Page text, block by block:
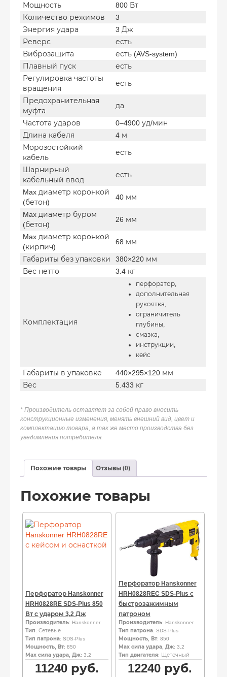
Мощность
800 Вт
Количество режимов
3
Энергия удара
3 Дж
Реверс
есть
Виброзащита
есть (AVS-system)
Плавный пуск
есть
Регулировка частоты
вращения
есть
Предохранительная
муфта
да
Частота ударов
0–4900 уд/мин
Длина кабеля
4 м
Морозостойкий
кабель
есть
Шарнирный
кабельный ввод
есть
Max диаметр коронкой
(бетон)
40 мм
Max диаметр буром
(бетон)
26 мм
Max диаметр коронкой
(кирпич)
68 мм
Габариты без упаковки
380×220 мм
Вес нетто
3.4 кг
Комплектация
перфоратор,
дополнительная
рукоятка,
ограничитель
глубины,
смазка,
инструкции,
кейс
Габариты в упаковке
440×295×120 мм
Вес
5.433 кг
* Производитель оставляет за собой право вносить
конструкционные изменения, менять внешний вид, цвет и
комплектацию товара, а так же место производства без
уведомления потребителя.
Похожие товары Отзывы (0)
Похожие товары
Перфоратор Hanskonner
HRH0828RE SDS-Plus 850
Вт с ударом 3,2 Дж
Производитель: Hanskonner
Тип: Сетевые
Тип патрона: SDS-Plus
Мощность, Вт: 850
Мах сила удара, Дж: 3.2
11240руб.
Перфоратор Hanskonner
HRH0828REC SDS-Plus с
быстрозажимным
патроном
Производитель: Hanskonner
Тип патрона: SDS-Plus
Мощность, Вт: 850
Мах сила удара, Дж: 3.2
Тип двигателя: Щеточный
12240 руб.